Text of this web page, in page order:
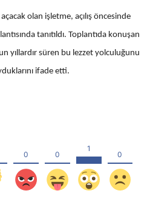
olan işletme, açılış öncesinde
tanıtıldı. Toplantıda konuşan
yıllardır süren bu lezzet yolculuğunu
ifade etti.